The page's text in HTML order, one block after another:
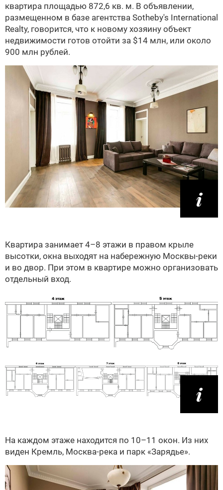
квартира площадью 872,6 кв. м. В объявлении,
размещенном в базе агентства Sotheby's International
Realty, говорится, что к новому хозяину объект
недвижимости готов отойти за $14 млн, или около
900 млн рублей.
Квартира занимает 4–8 этажи в правом крыле
высотки, окна выходят на набережную Москвы-реки
и во двор. При этом в квартире можно организовать
отдельный вход.
На каждом этаже находится по 10–11 окон. Из них
виден Кремль, Москва-река и парк «Зарядье».